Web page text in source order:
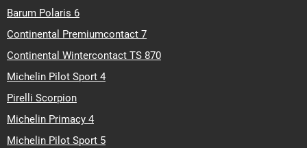
Barum Polaris 6
Continental Premiumcontact 7
Continental Wintercontact TS 870
Michelin Pilot Sport 4
Pirelli Scorpion
Michelin Primacy 4
Michelin Pilot Sport 5